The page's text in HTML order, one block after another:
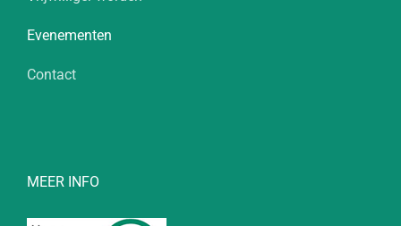
Evenementen
Contact
MEER INFO